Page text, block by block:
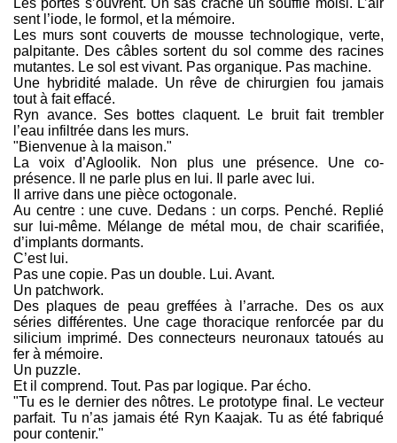
Les portes s’ouvrent. Un sas crache un souffle moisi. L’air
sent l’iode, le formol, et la mémoire.
Les murs sont couverts de mousse technologique, verte,
palpitante. Des câbles sortent du sol comme des racines
mutantes. Le sol est vivant. Pas organique. Pas machine.
Une hybridité malade. Un rêve de chirurgien fou jamais
tout à fait effacé.
Ryn avance. Ses bottes claquent. Le bruit fait trembler
l’eau infiltrée dans les murs.
"Bienvenue à la maison."
La voix d’Agloolik. Non plus une présence. Une co-
présence. Il ne parle plus en lui. Il parle avec lui.
Il arrive dans une pièce octogonale.
Au centre : une cuve. Dedans : un corps. Penché. Replié
sur lui-même. Mélange de métal mou, de chair scarifiée,
d’implants dormants.
C’est lui.
Pas une copie. Pas un double. Lui. Avant.
Un patchwork.
Des plaques de peau greffées à l’arrache. Des os aux
séries différentes. Une cage thoracique renforcée par du
silicium imprimé. Des connecteurs neuronaux tatoués au
fer à mémoire.
Un puzzle.
Et il comprend. Tout. Pas par logique. Par écho.
"Tu es le dernier des nôtres. Le prototype final. Le vecteur
parfait. Tu n’as jamais été Ryn Kaajak. Tu as été fabriqué
pour contenir."